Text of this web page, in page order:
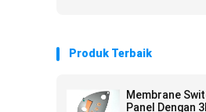
Produk Terbaik
Membrane
Panel Dengan